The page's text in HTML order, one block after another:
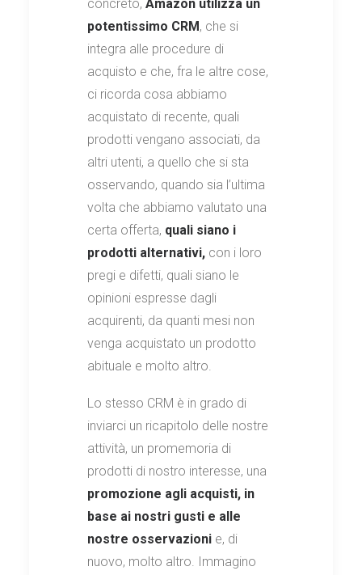
concreto, Amazon utilizza un
potentissimo CRM, che si
integra alle procedure di
acquisto e che, fra le altre cose,
ci ricorda cosa abbiamo
acquistato di recente, quali
prodotti vengano associati, da
altri utenti, a quello che si sta
osservando, quando sia l’ultima
volta che abbiamo valutato una
certa offerta, quali siano i
prodotti alternativi, con i loro
pregi e difetti, quali siano le
opinioni espresse dagli
acquirenti, da quanti mesi non
venga acquistato un prodotto
abituale e molto altro.
Lo stesso CRM è in grado di
inviarci un ricapitolo delle nostre
attività, un promemoria di
prodotti di nostro interesse, una
promozione agli acquisti, in
base ai nostri gusti e alle
nostre osservazioni e, di
nuovo, molto altro. Immagino